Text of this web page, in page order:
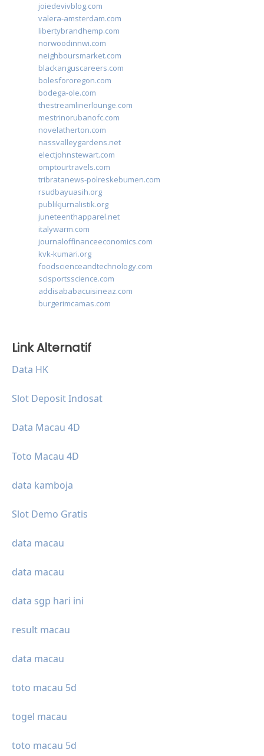
joiedevivblog.com
valera-amsterdam.com
libertybrandhemp.com
norwoodinnwi.com
neighboursmarket.com
blackanguscareers.com
bolesfororegon.com
bodega-ole.com
thestreamlinerlounge.com
mestrinorubanofc.com
novelatherton.com
nassvalleygardens.net
electjohnstewart.com
omptourtravels.com
tribratanews-polreskebumen.com
rsudbayuasih.org
publikjurnalistik.org
juneteenthapparel.net
italywarm.com
journaloffinanceeconomics.com
kvk-kumari.org
foodscienceandtechnology.com
scisportsscience.com
addisababacuisineaz.com
burgerimcamas.com
Link Alternatif
Data HK
Slot Deposit Indosat
Data Macau 4D
Toto Macau 4D
data kamboja
Slot Demo Gratis
data macau
data macau
data sgp hari ini
result macau
data macau
toto macau 5d
togel macau
toto macau 5d